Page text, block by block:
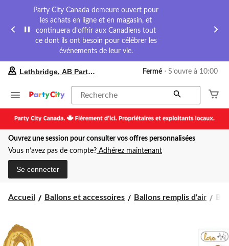
Party City Canada demeure ouvert pour
les achats en ligne et en magasin, et
continuera d’offrir aux Canadiens tout
ce dont ils ont besoin pour célébrer les
événements de leur vie.
préféré
Lethbridge,
Party
City,
courament
Fermé,
pour
Lethbridge, AB Party City Fermé ⋅ S’ouvre à 10:00
Recherche
Ouvrez une session pour consulter vos offres personnalisées
Vous n’avez pas de compte? Adhérez maintenant
Se connecter
Accueil Ballons et accessoires Ballons remplis d'air